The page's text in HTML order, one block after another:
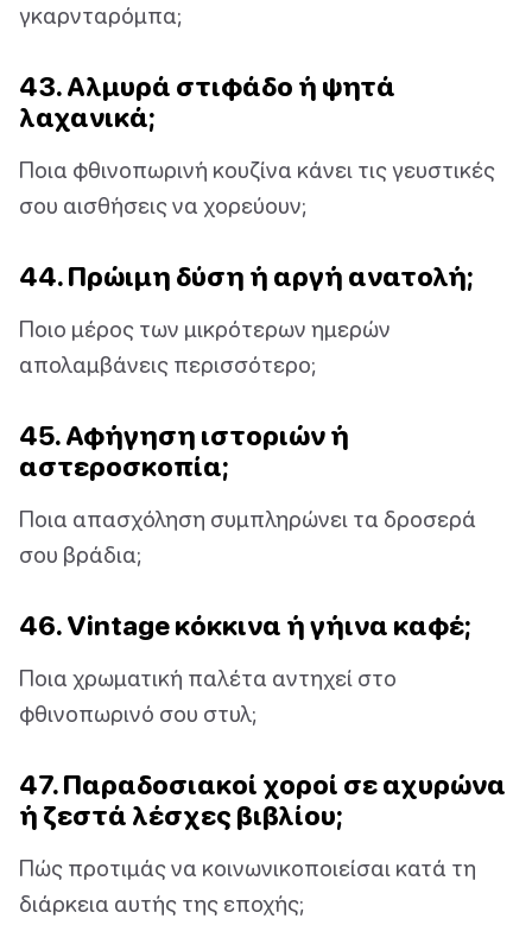
γκαρνταρόμπα;
43. Αλμυρά στιφάδο ή ψητά
λαχανικά;
Ποια φθινοπωρινή κουζίνα κάνει τις γευστικές
σου αισθήσεις να χορεύουν;
44. Πρώιμη δύση ή αργή ανατολή;
Ποιο μέρος των μικρότερων ημερών
απολαμβάνεις περισσότερο;
45. Αφήγηση ιστοριών ή
αστεροσκοπία;
Ποια απασχόληση συμπληρώνει τα δροσερά
σου βράδια;
46. Vintage κόκκινα ή γήινα καφέ;
Ποια χρωματική παλέτα αντηχεί στο
φθινοπωρινό σου στυλ;
47. Παραδοσιακοί χοροί σε αχυρώνα
ή ζεστά λέσχες βιβλίου;
Πώς προτιμάς να κοινωνικοποιείσαι κατά τη
διάρκεια αυτής της εποχής;